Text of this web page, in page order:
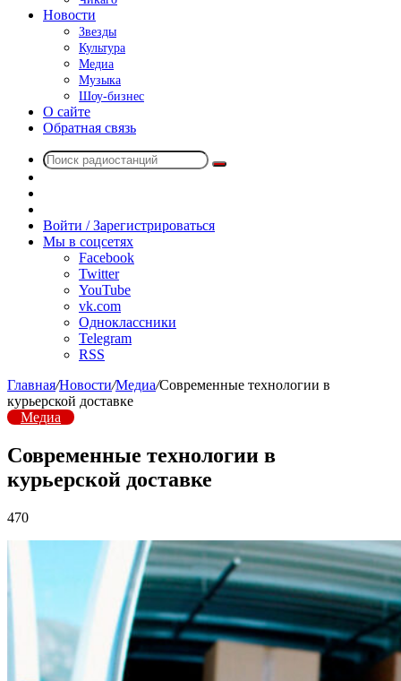
Новости
Звезды
Культура
Медиа
Музыка
Шоу-бизнес
О сайте
Обратная связь
Поиск
радио
Войти / Зарегистрироваться
Мы в соцсетях
Facebook
Twitter
YouTube
vk.com
Одноклассники
Telegram
RSS
Главная/Новости/Медиа/Современные технологии в
курьерской доставке
Медиа
Современные технологии в
курьерской доставке
470